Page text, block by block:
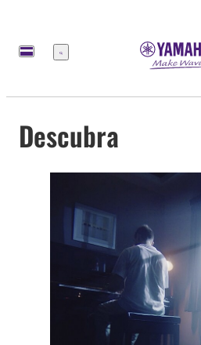
Menu
Descubra